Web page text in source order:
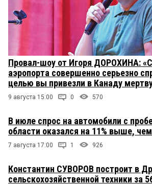
Провал-шоу от Игоря ДОРОХИНА:
аэропорта совершенно серьезно
целью вы привезли в Канаду
9 августа 15:00 0 570
В июле спрос на автомобили с
области оказался на 11% выше,
7 августа 17:00 1 926
Константин СУВОРОВ построит в
сельскохозяйственной техники за